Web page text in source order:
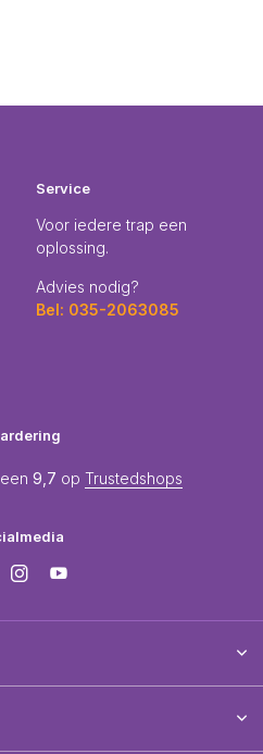
Service
Voor iedere trap een
oplossing.
Advies nodig?
Bel: 035-2063085
9,7 op Trustedshops